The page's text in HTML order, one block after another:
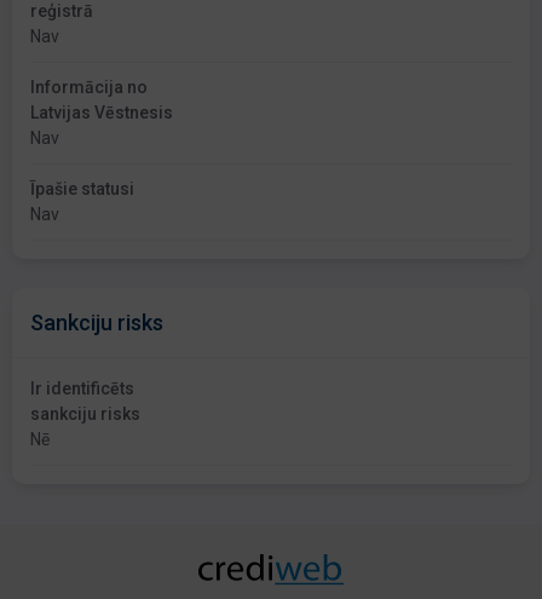
reģistrā
Nav
Informācija no
Latvijas Vēstnesis
Nav
Īpašie statusi
Nav
Sankciju risks
Ir identificēts
sankciju risks
Nē